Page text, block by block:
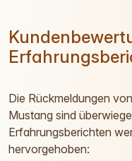
Die Rückmeldungen
Mustang sind
Erfahrungsberichten
hervorgehoben: